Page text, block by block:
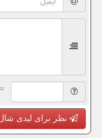
= ۴ بعلاوه ۲
نظر برای لیدی